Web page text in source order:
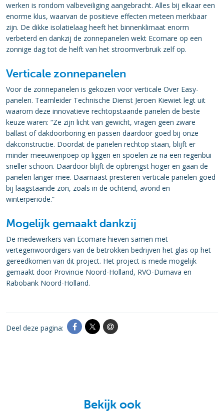
werken is rondom valbeveiliging aangebracht. Alles bij elkaar een
enorme klus, waarvan de positieve effecten meteen merkbaar
zijn. De dikke isolatielaag heeft het binnenklimaat enorm
verbeterd en dankzij de zonnepanelen wekt Ecomare op een
zonnige dag tot de helft van het stroomverbruik zelf op.
Verticale zonnepanelen
Voor de zonnepanelen is gekozen voor verticale Over Easy-
panelen. Teamleider Technische Dienst Jeroen Kiewiet legt uit
waarom deze innovatieve rechtopstaande panelen de beste
keuze waren: “Ze zijn licht van gewicht, vragen geen zware
ballast of dakdoorboring en passen daardoor goed bij onze
dakconstructie. Doordat de panelen rechtop staan, blijft er
minder meeuwenpoep op liggen en spoelen ze na een regenbui
sneller schoon. Daardoor blijft de opbrengst hoger en gaan de
panelen langer mee. Daarnaast presteren verticale panelen goed
bij laagstaande zon, zoals in de ochtend, avond en
winterperiode.”
Mogelijk gemaakt dankzij
De medewerkers van Ecomare hieven samen met
vertegenwoordigers van de betrokken bedrijven het glas op het
gereedkomen van dit project. Het project is mede mogelijk
gemaakt door Provincie Noord-Holland, RVO-Dumava en
Rabobank Noord-Holland.
Deel deze pagina:
Bekijk ook